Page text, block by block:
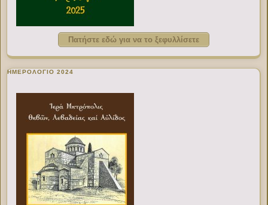
Πατήστε εδώ για να το ξεφυλλίσετε
ΗΜΕΡΟΛΟΓΙΟ 2024